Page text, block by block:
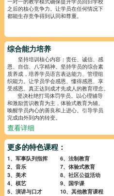
之后的核心竞争力。让学员在任何情况下
都能生存竞争得到认同和尊重。
综合能力培养
坚持培训核心内容：责任、诚信、感
恩、自信、八字精神。坚持学员的综合素
质养成，培养学员语言表达能力、管理组
织能力。让学员学会感恩、懂得感恩、享
受感恩。真正达到成才先成人的教育理念。
坚决杜绝打骂体罚学员。以心理辅导
和激励赏识教育为主，体验式教育为辅。
唤醒学员内心的善良和上进心。引导学员
完成由外到内的转变。
查看详细
更多的特色课程：
1、军事队列指挥
6、法制教育
2、音乐
7、体验式教育
3、美术
8、社区公益活动
4、棋艺
9、国学课
5、演讲与口才
10、其他教育课程